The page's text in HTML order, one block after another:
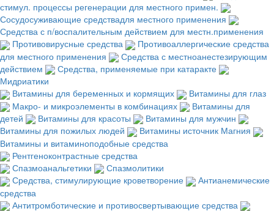
стимул. процессы регенерации для местного примен.
Сосудосуживающие средствадля местного применения
Средства с п/воспалительным действием для местн.применения
Противовирусные средства
Противоаллергические средства
для местного применения
Средства с местноанестезирующим
действием
Средства, применяемые при катаракте
Мидриатики
Витамины для беременных и кормящих
Витамины для глаз
Макро- и микроэлементы в комбинациях
Витамины для
детей
Витамины для красоты
Витамины для мужчин
Витамины для пожилых людей
Витамины источник Магния
Витамины и витаминоподобные средства
Рентгеноконтрастные средства
Спазмоанальгетики
Спазмолитики
Средства, стимулирующие кроветворение
Антианемические
средства
Антитромботические и противосвертывающие средства